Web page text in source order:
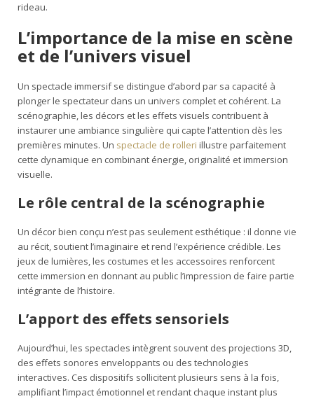
rideau.
L’importance de la mise en scène
et de l’univers visuel
Un spectacle immersif se distingue d’abord par sa capacité à
plonger le spectateur dans un univers complet et cohérent. La
scénographie, les décors et les effets visuels contribuent à
instaurer une ambiance singulière qui capte l’attention dès les
premières minutes. Un spectacle de rolleri illustre parfaitement
cette dynamique en combinant énergie, originalité et immersion
visuelle.
Le rôle central de la scénographie
Un décor bien conçu n’est pas seulement esthétique : il donne vie
au récit, soutient l’imaginaire et rend l’expérience crédible. Les
jeux de lumières, les costumes et les accessoires renforcent
cette immersion en donnant au public l’impression de faire partie
intégrante de l’histoire.
L’apport des effets sensoriels
Aujourd’hui, les spectacles intègrent souvent des projections 3D,
des effets sonores enveloppants ou des technologies
interactives. Ces dispositifs sollicitent plusieurs sens à la fois,
amplifiant l’impact émotionnel et rendant chaque instant plus